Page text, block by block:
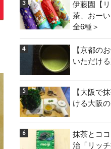
伊藤園【
茶、おー
全6種＞
【京都の
いただけ
【大阪で
ける大阪
抹茶とコ
治「リッ